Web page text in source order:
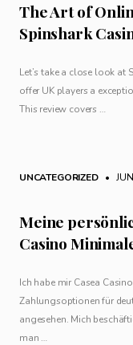
The Art of
Spinshark
Let’s take a close look at
offer UK players a
This review covers …
UNCATEGORIZED •
Meine
Casino
Ich habe mir Casea
Zahlungsoptionen für
angesehen. Mich
man …